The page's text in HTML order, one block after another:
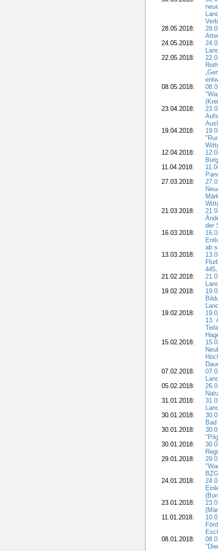
28.05.2018:
24.05.2018:
22.05.2018:
08.05.2018:
23.04.2018:
19.04.2018:
12.04.2018:
11.04.2018:
27.03.2018:
21.03.2018:
der
16.03.2018:
ab
13.03.2018:
21.02.2018:
19.02.2018:
19.02.2018:
13.
15.02.2018:
07.02.2018:
05.02.2018:
31.01.2018:
30.01.2018:
30.01.2018:
30.01.2018:
29.01.2018:
24.01.2018:
23.01.2018:
11.01.2018:
08.01.2018: